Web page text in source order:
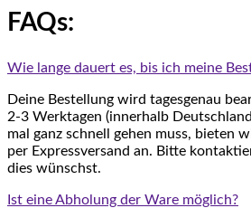
FAQs:
Wie lange dauert es, bis ich meine
Deine Bestellung wird tagesgenau
2-3 Werktagen (innerhalb
mal ganz schnell gehen muss, bieten
per Expressversand an. Bitte
dies wünschst.
Ist eine Abholung der Ware möglich?